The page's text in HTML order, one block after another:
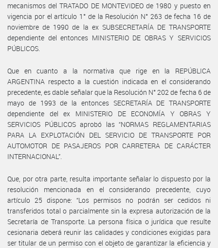
mecanismos del TRATADO DE MONTEVIDEO de 1980 y puesto en
vigencia por el artículo 1° de la Resolución N° 263 de fecha 16 de
noviembre de 1990 de la ex SUBSECRETARÍA DE TRANSPORTE
dependiente del entonces MINISTERIO DE OBRAS Y SERVICIOS
PÚBLICOS.
Que en cuanto a la normativa que rige en la REPÚBLICA
ARGENTINA respecto a la cuestión indicada en el considerando
precedente, es dable señalar que la Resolución N° 202 de fecha 6 de
mayo de 1993 de la entonces SECRETARÍA DE TRANSPORTE
dependiente del ex MINISTERIO DE ECONOMÍA Y OBRAS Y
SERVICIOS PÚBLICOS aprobó las “NORMAS REGLAMENTARIAS
PARA LA EXPLOTACIÓN DEL SERVICIO DE TRANSPORTE POR
AUTOMOTOR DE PASAJEROS POR CARRETERA DE CARÁCTER
INTERNACIONAL”.
Que, por otra parte, resulta importante señalar lo dispuesto por la
resolución mencionada en el considerando precedente, cuyo
artículo 25 dispone: “Los permisos no podrán ser cedidos ni
transferidos total o parcialmente sin la expresa autorización de la
Secretaría de Transporte. La persona física o jurídica que resulte
cesionaria deberá reunir las calidades y condiciones exigidas para
ser titular de un permiso con el objeto de garantizar la eficiencia y